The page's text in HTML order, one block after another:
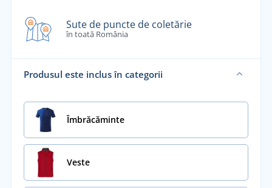
Sute de puncte de coletărie
în toată România
Produsul este inclus în categorii
Îmbrăcăminte
Veste